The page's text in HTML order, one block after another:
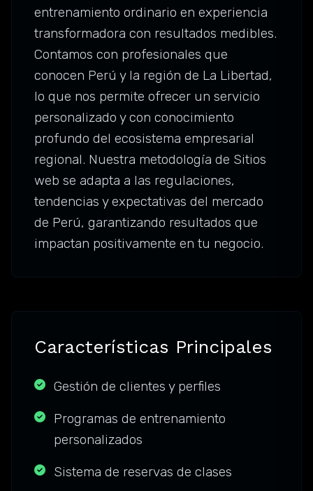
entrenamiento ordinario en experiencia
transformadora con resultados medibles.
Contamos con profesionales que
conocen Perú y la región de La Libertad,
lo que nos permite ofrecer un servicio
personalizado y con conocimiento
profundo del ecosistema empresarial
regional. Nuestra metodología de Sitios
web se adapta a las regulaciones,
tendencias y expectativas del mercado
de Perú, garantizando resultados que
impactan positivamente en tu negocio.
Características Principales
Gestión de clientes y perfiles
Programas de entrenamiento
personalizados
Sistema de reservas de clases